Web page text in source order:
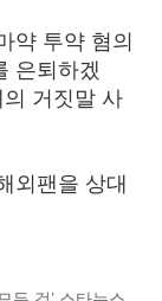
약 투약 혐의
은퇴하겠
거짓말 사
외팬을 상대